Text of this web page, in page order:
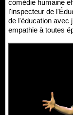
comédie humaine
l'inspecteur de
de l'éducation avec
empathie à toutes